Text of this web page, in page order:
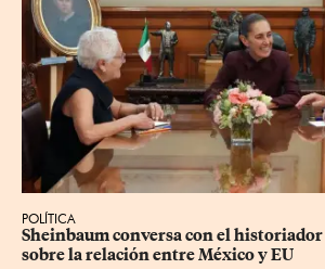
POLÍTICA
Sheinbaum conversa con el
sobre la relación entre México y EU